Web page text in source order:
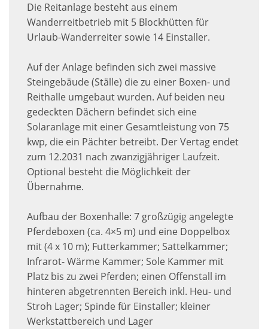
Die Reitanlage besteht aus einem
Wanderreitbetrieb mit 5 Blockhütten für
Urlaub-Wanderreiter sowie 14 Einstaller.
Auf der Anlage befinden sich zwei massive
Steingebäude (Ställe) die zu einer Boxen- und
Reithalle umgebaut wurden. Auf beiden neu
gedeckten Dächern befindet sich eine
Solaranlage mit einer Gesamtleistung von 75
kwp, die ein Pächter betreibt. Der Vertag endet
zum 12.2031 nach zwanzigjähriger Laufzeit.
Optional besteht die Möglichkeit der
Übernahme.
Aufbau der Boxenhalle: 7 großzügig angelegte
Pferdeboxen (ca. 4×5 m) und eine Doppelbox
mit (4 x 10 m); Futterkammer; Sattelkammer;
Infrarot- Wärme Kammer; Sole Kammer mit
Platz bis zu zwei Pferden; einen Offenstall im
hinteren abgetrennten Bereich inkl. Heu- und
Stroh Lager; Spinde für Einstaller; kleiner
Werkstattbereich und Lager